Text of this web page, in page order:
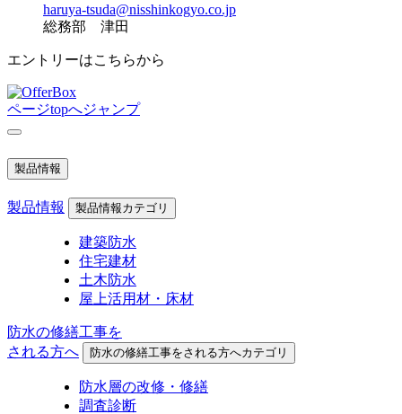
haruya-tsuda@nisshinkogyo.co.jp
総務部 津田
エントリーはこちらから
ページtopへジャンプ
製品情報
製品情報 製品情報カテゴリ
建築防水
住宅建材
土木防水
屋上活用材・床材
防水の修繕工事を
される方へ
防水の修繕工事をされる方へカテゴリ
防水層の改修・修繕
調査診断